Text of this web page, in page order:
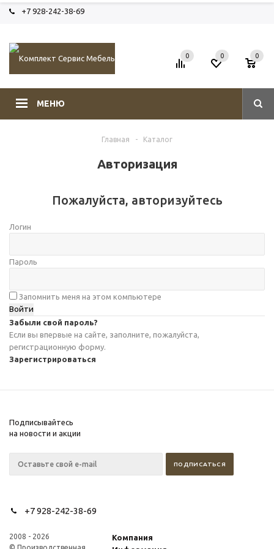
+7 928-242-38-69
МЕНЮ
0 0 0
Главная - Каталог
Авторизация
Пожалуйста, авторизуйтесь
Логин
Пароль
Запомнить меня на этом компьютере
Забыли свой пароль?
Если вы впервые на сайте, заполните, пожалуйста,
регистрационную форму.
Зарегистрироваться
Подписывайтесь
на новости и акции
+7 928-242-38-69
2008 - 2026
Компания